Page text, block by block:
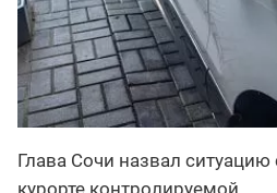
Глава Сочи назвал